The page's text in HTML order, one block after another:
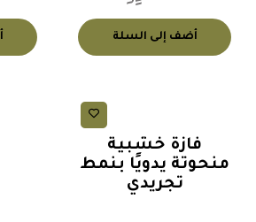
أضف إلى السلة
فازة خشبية
منحوتة يدويًا بنمط
تجريدي